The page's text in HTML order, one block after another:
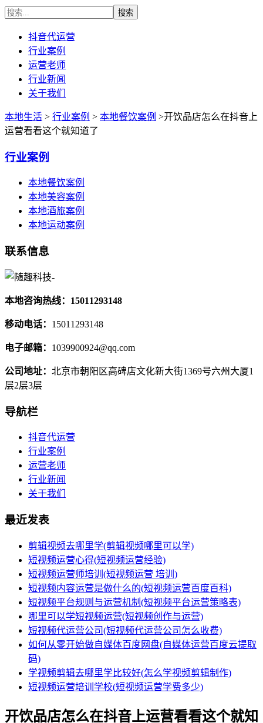
抖音代运营
行业案例
运营老师
行业新闻
关于我们
本地生活 > 行业案例 > 本地餐饮案例 >开饮品店怎么在抖音上
运营看看这个就知道了
行业案例
本地餐饮案例
本地美容案例
本地酒旅案例
本地运动案例
联系信息
本地咨询热线：15011293148
移动电话： 15011293148
电子邮箱： 1039900924@qq.com
公司地址： 北京市朝阳区高碑店文化新大街1369号六州大厦1
层2层3层
导航栏
抖音代运营
行业案例
运营老师
行业新闻
关于我们
最近发表
剪辑视频去哪里学(剪辑视频哪里可以学)
短视频运营心得(短视频运营经验)
短视频运营师培训(短视频运营 培训)
短视频内容运营是做什么的(短视频运营百度百科)
短视频平台规则与运营机制(短视频平台运营策略表)
哪里可以学短视频运营(短视频创作与运营)
短视频代运营公司(短视频代运营公司怎么收费)
如何从零开始做自媒体百度网盘(自媒体运营百度云提取
码)
学视频剪辑去哪里学比较好(怎么学视频剪辑制作)
短视频运营培训学校(短视频运营学费多少)
开饮品店怎么在抖音上运营看看这个就知